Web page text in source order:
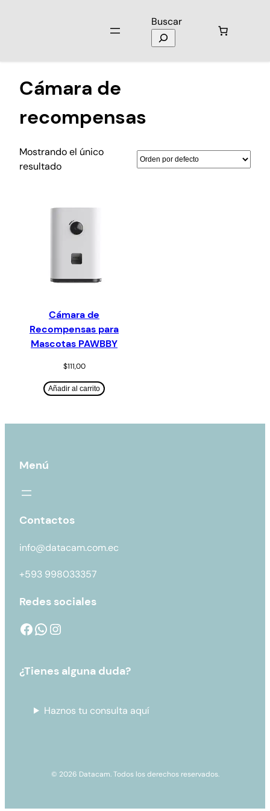
Buscar
Cámara de
recompensas
Mostrando el único
resultado
Cámara de
Recompensas para
Mascotas PAWBBY
$111,00
Añadir al carrito
Menú
Contactos
info@datacam.com.ec
+593 998033357
Redes sociales
¿Tienes alguna duda?
Haznos tu consulta aquí
© 2026 Datacam. Todos los derechos reservados.